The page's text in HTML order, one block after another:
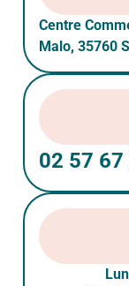
Centre
Malo, 35760
02 57 67